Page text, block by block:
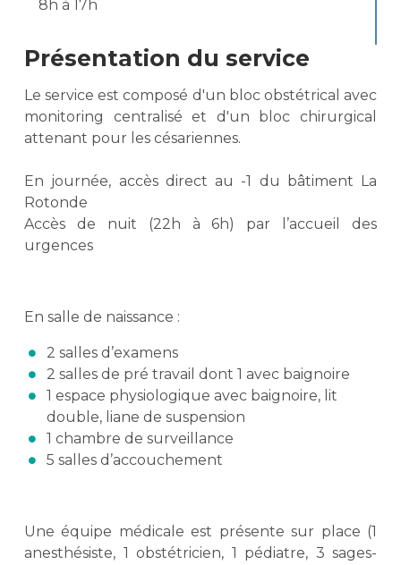
8h à 17h
Présentation du service
Le service est composé d'un bloc obstétrical avec
monitoring centralisé et d'un bloc chirurgical
attenant pour les césariennes.
En journée, accès direct au -1 du bâtiment La
Rotonde
Accès de nuit (22h à 6h) par l’accueil des
urgences
En salle de naissance :
2 salles d’examens
2 salles de pré travail dont 1 avec baignoire
1 espace physiologique avec baignoire, lit
double, liane de suspension
1 chambre de surveillance
5 salles d’accouchement
Une équipe médicale est présente sur place (1
anesthésiste, 1 obstétricien, 1 pédiatre, 3 sages-